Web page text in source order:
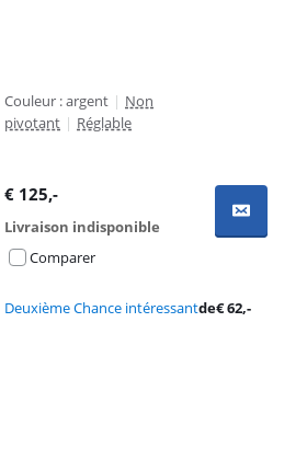
Couleur : argent | Non
pivotant | Réglable
€ 125,-
Livraison indisponible
Comparer
Deuxième Chance intéressantde€62,-